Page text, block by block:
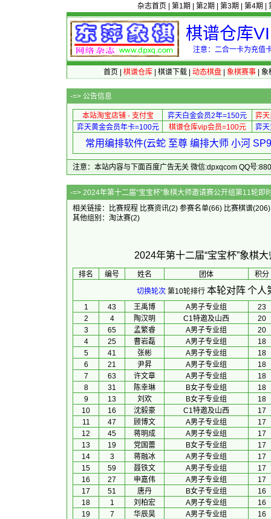
杂志首页 第1期 第2期 第3期 第4期
棋谱仓库
注意：二合一卡为充值
首页 棋谱仓库| 棋谱下载| 动态棋盘| 象棋赛事| 象
-=> 公告信息
本站淘宝店铺 - 支付宝 弈天白金会员2年=150元
弈
弈天黄金会员年卡=100元
棋谱仓库vip会员=100元 弈
常用编排软件(云蛇 至尊 编排大师 小河
注意：本站内容与下面百度广告无关 微信:dpxqcom QQ号
-=> 2024年第十二届“宝宝杯”象棋大
相关链接：
比赛规程 比赛资讯(2) 参赛名单(66) 比赛棋谱
其他组别： 淘汰赛(2)
2024年第十二届“宝宝杯”象棋
排名 编号 姓名 团体
积分
切换轮次 第10轮排行 本轮对阵个人
1 43 王禹博 A男子专业组
23
2
4 陶汉明 C1特邀及山西
20
3
65 孟繁睿 A男子专业组
20
4
25 曹岩磊 A男子专业组
18
5
41 张彬 A男子专业组
18
6
21 尹昇 A男子专业组
18
7
63 许文章 A男子专业组
18
8
31 陈幸琳 B女子专业组
18
9
13 刘欢 B女子专业组
18
10
16 沈毅豪 C1特邀及山西
17
11
47 顾博文 A男子专业组
17
12
45 蒋明成 A男子专业组
17
13
19 党国蕾 B女子专业组
17
14
3 蒋融冰 A男子专业组
17
15
59 聂铁文 A男子专业组
17
16
27 申嘉伟 A男子专业组
17
17
51 唐丹 B女子专业组
16
18
1 刘柏宏 A男子专业组
16
19
7 华辰昊 A男子专业组
16